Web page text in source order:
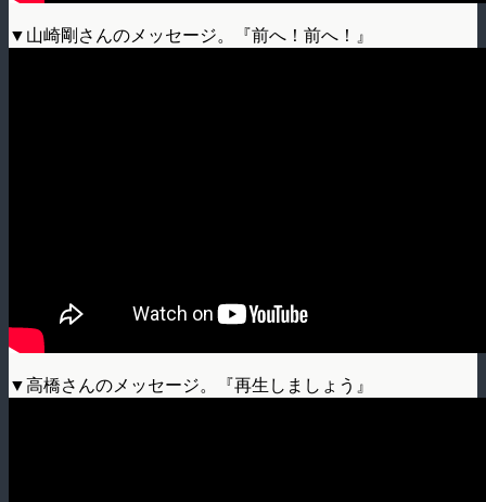
▼山崎剛さんのメッセージ。『前へ！前へ！』
▼高橋さんのメッセージ。『再生しましょう』